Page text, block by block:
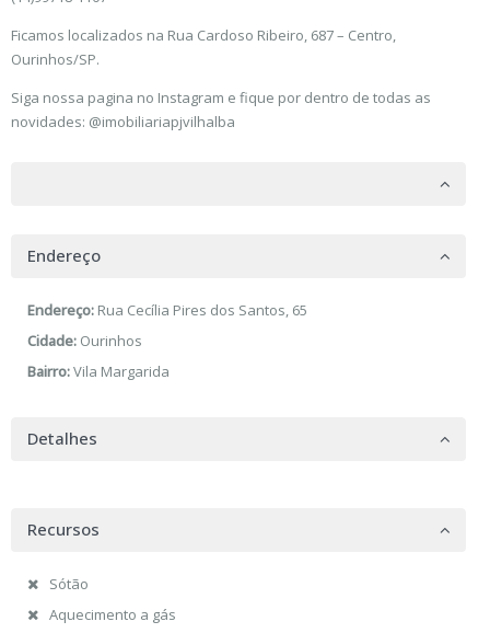
Ficamos localizados na Rua Cardoso Ribeiro, 687 – Centro,
Ourinhos/SP.
Siga nossa pagina no Instagram e fique por dentro de todas as
novidades: @imobiliariapjvilhalba
Endereço
Endereço: Rua Cecília Pires dos Santos, 65
Cidade: Ourinhos
Bairro:Vila Margarida
Detalhes
Recursos
Sótão
Aquecimento a gás